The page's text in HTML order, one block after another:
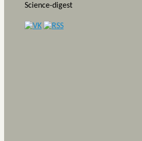
Science-digest